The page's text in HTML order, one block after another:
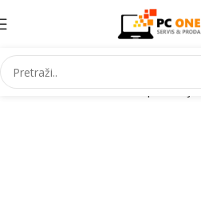
Početna Informatika PC periferija